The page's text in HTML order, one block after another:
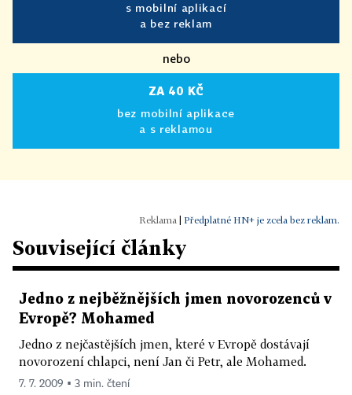
s mobilní aplikací
a bez reklam
nebo
ZA 40 KČ
bez mobilní aplikace
a s reklamou
Předplatné HN+ je zcela bez reklam.
Související články
Jedno z nejběžnějších jmen novorozenců v
Evropě? Mohamed
Jedno z nejčastějších jmen, které v Evropě dostávají
novorození chlapci, není Jan či Petr, ale Mohamed.
7. 7. 2009 ▪ 3 min. čtení